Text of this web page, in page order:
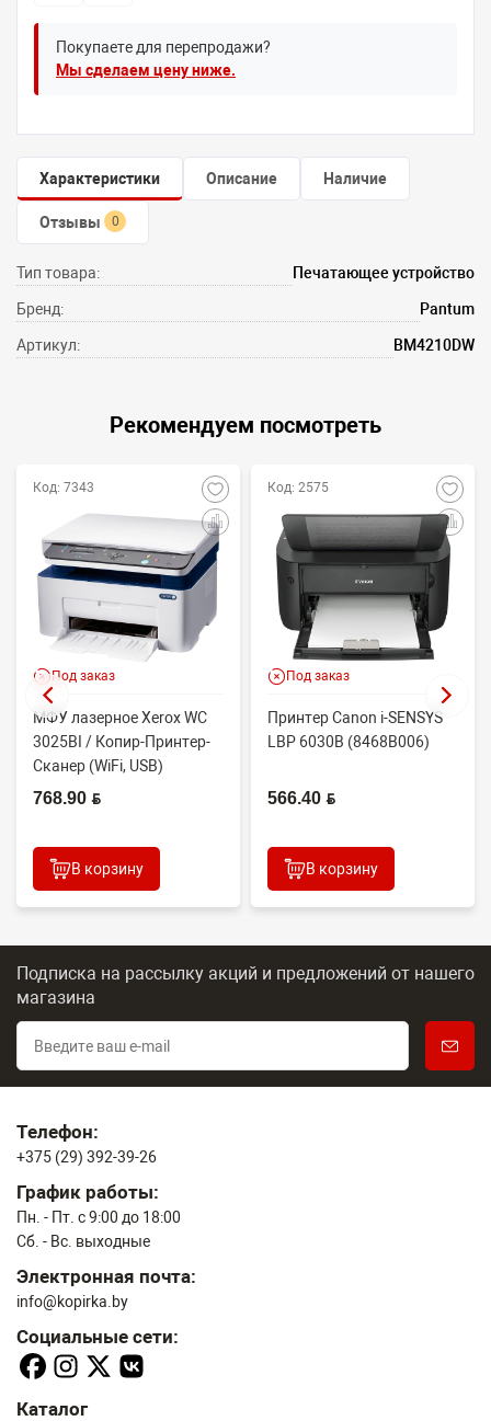
Покупаете для перепродажи?
Мы сделаем цену ниже.
Характеристики Описание Наличие
Отзывы 0
Тип товара: Печатающее устройство
Бренд: Pantum
Артикул: BM4210DW
Рекомендуем посмотреть
Код: 7343
Под заказ
МФУ лазерное Xerox WC
3025BI / Копир-Принтер-
Сканер (WiFi, USB)
768.90 BYN
В корзину
Код: 2575
Под заказ
Принтер Canon i-SENSYS
LBP 6030B (8468B006)
566.40 BYN
В корзину
Подписка на рассылку акций и предложений от нашего
магазина
Телефон:
+375 (29) 392-39-26
График работы:
Пн. - Пт. с 9:00 до 18:00
Сб. - Вс. выходные
Электронная почта:
info@kopirka.by
Социальные сети:
Каталог